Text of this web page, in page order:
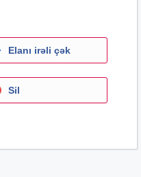
Elanı irəli çək
Sil